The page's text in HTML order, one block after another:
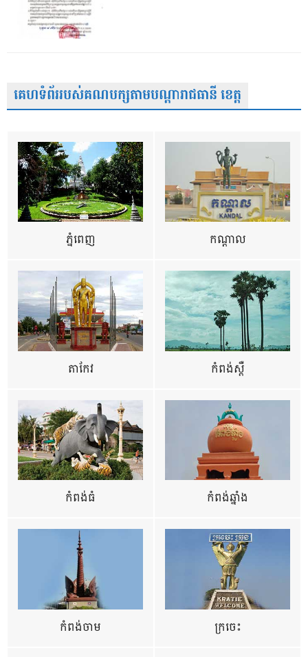
គេហទំព័ររបស់គណបក្សតាមបណ្តារាជធានី ខេត្ត
ភ្នំពេញ កណ្តាល
តាកែវ កំពង់ស្ពឺ
កំពង់ធំ កំពង់ឆ្នាំង
កំពង់ចាម ក្រចេះ